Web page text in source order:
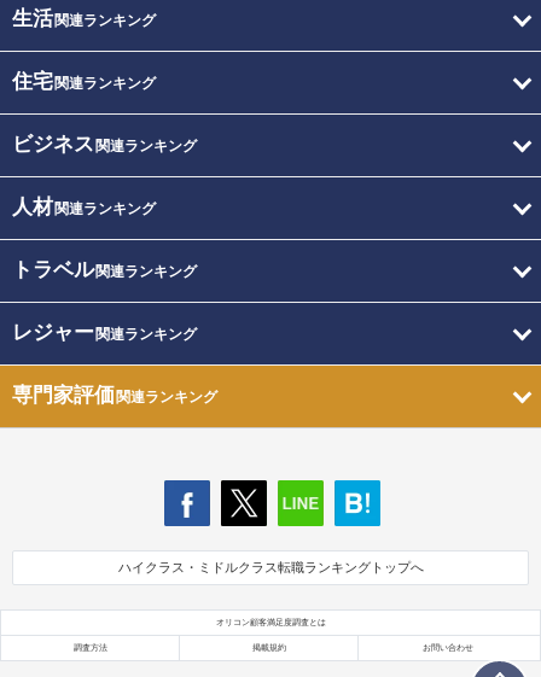
生活関連ランキング
住宅関連ランキング
ビジネス 関連ランキング
人材関連ランキング
トラベル関連ランキング
レジャー関連ランキング
専門家評価関連ランキング
ハイクラス・ミドルクラス転職ランキングトップへ
オリコン顧客満足度調査とは
調査方法 掲載規約 お問い合わせ